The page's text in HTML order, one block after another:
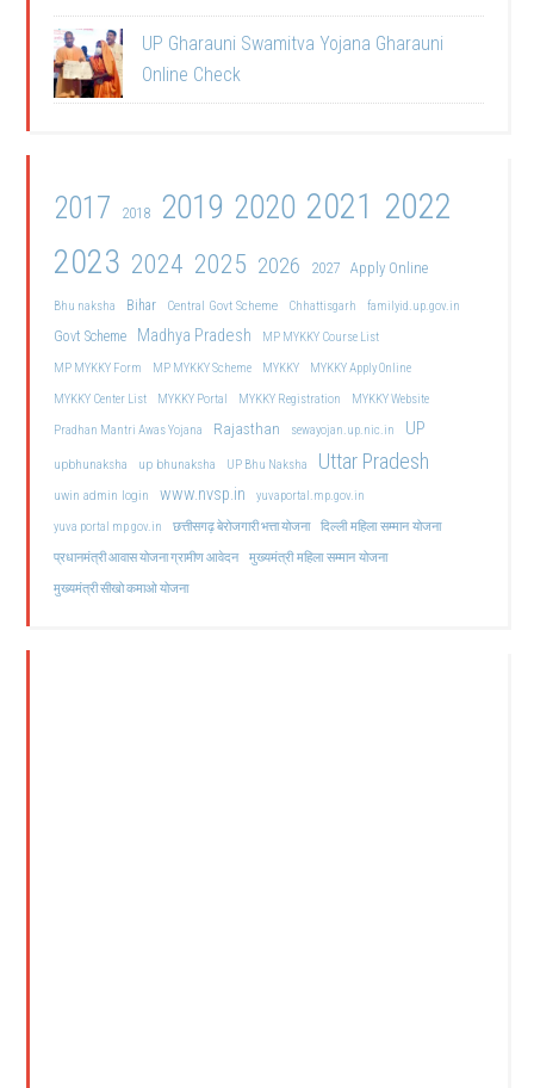
UP Gharauni Swamitva Yojana Gharauni
Online Check
2017 2018 2019 2020 2021 2022
2023 2024 2025 2026 2027 Apply Online
Bhu naksha Bihar Central Govt Scheme Chhattisgarh familyid.up.gov.in
Govt Scheme Madhya Pradesh
MP MYKKY Course List
MP MYKKY Form
MP MYKKY Scheme MYKKY
MYKKY Apply Online
MYKKY Center List
MYKKY Portal MYKKY Registration
MYKKY Website
Pradhan Mantri Awas Yojana
Rajasthan sewayojan.up.nic.in UP
upbhunaksha up bhunaksha UP Bhu Naksha Uttar Pradesh
uwin admin login www.nvsp.in
yuvaportal.mp.gov.in
yuva portal mp gov.in
छत्तीसगढ़ बेरोजगारी भत्ता योजना दिल्ली महिला सम्मान योजना
प्रधानमंत्री आवास योजना ग्रामीण आवेदन मुख्यमंत्री महिला सम्मान योजना
मुख्यमंत्री सीखो कमाओ योजना